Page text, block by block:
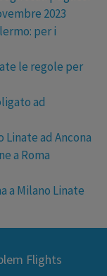
2023
per i
le regole per
ad
Linate ad Ancona
a Roma
a Milano Linate
Flights